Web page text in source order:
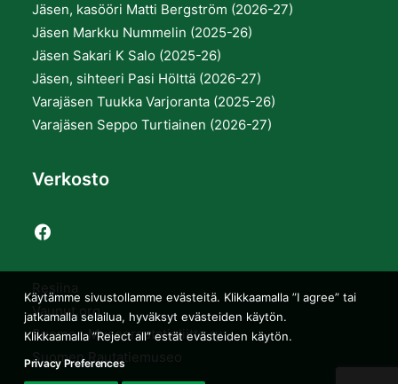
Jäsen, kasööri Matti Bergström (2026-27)
Jäsen Markku Nummelin (2025-26)
Jäsen Sakari K Salo (2025-26)
Jäsen, sihteeri Pasi Hölttä (2026-27)
Varajäsen Tuukka Varjoranta (2025-26)
Varajäsen Seppo Turtiainen (2026-27)
Verkosto
Resiina
Vaunut.org
Suomen Museorautatieliitto ry
Suomen Rautatiemuseo
Käytämme sivustollamme evästeitä. Klikkaamalla ”I agree” tai
jatkamalla selailua, hyväksyt evästeiden käytön.
Klikkaamalla ”Reject all” estät evästeiden käytön.
Privacy Preferences